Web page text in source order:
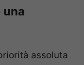
una
assoluta